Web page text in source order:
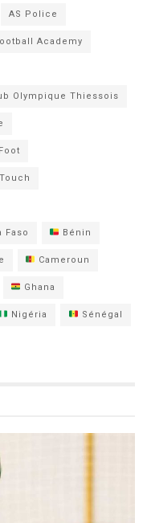
AS Police
Academy
Olympique Thiessois
Faso Bénin
Cameroun
Ghana
Nigéria Sénégal